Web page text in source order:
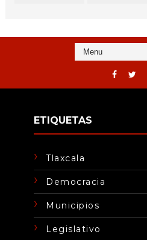
ETIQUETAS
Tlaxcala
Democracia
Municipios
Legislativo